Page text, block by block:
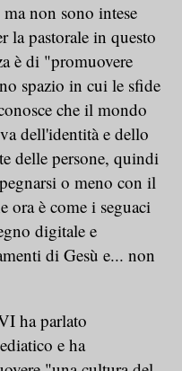
non sono intese
la pastorale in questo
è di "promuovere
spazio in cui le sfide
che il mondo
dell'identità e dello
delle persone, quindi
o meno con il
ora è come i seguaci
digitale e
di Gesù e... non
ha parlato
e ha